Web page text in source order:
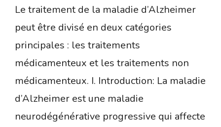
Le traitement de la maladie d’Alzheimer
peut être divisé en deux catégories
principales : les traitements
médicamenteux et les traitements non
médicamenteux. I. Introduction: La maladie
d’Alzheimer est une maladie
neurodégénérative progressive qui affecte